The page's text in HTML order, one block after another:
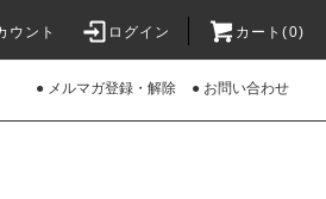
ウント ログイン カート(0)
● メルマガ登録・解除 ● お問い合わせ